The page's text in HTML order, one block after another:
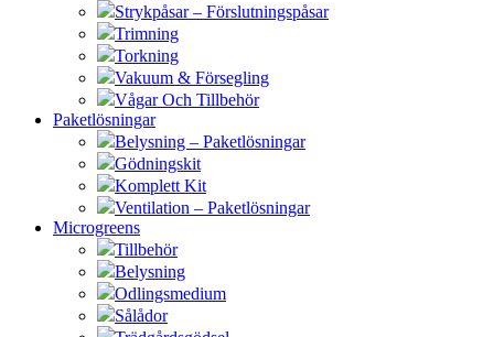
Strykpåsar – Förslutningspåsar
Trimning
Torkning
Vakuum & Försegling
Vågar Och Tillbehör
Paketlösningar
Belysning – Paketlösningar
Gödningskit
Komplett Kit
Ventilation – Paketlösningar
Microgreens
Tillbehör
Belysning
Odlingsmedium
Sålådor